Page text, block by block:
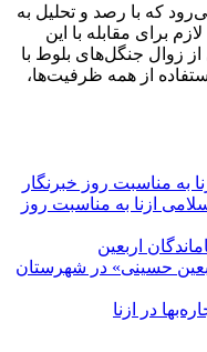
که با رصد و تحلیل به
برای مقابله با این
زوال جنگل‌های بلوط با
از همه ظرفیت‌ها،
به مناسبت روز خبرنگار
ازنا به مناسبت روز
اربعین
حسینی» در شهرستان
در ازنا